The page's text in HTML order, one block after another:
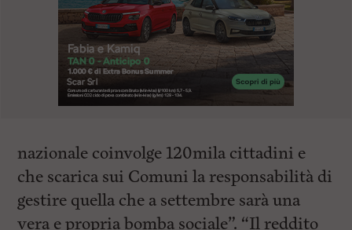
nazionale coinvolge 120mila cittadini e
che scarica sui Comuni la responsabilità di
gestire quella che a settembre sarà una
vera e propria bomba sociale”. “Il reddito